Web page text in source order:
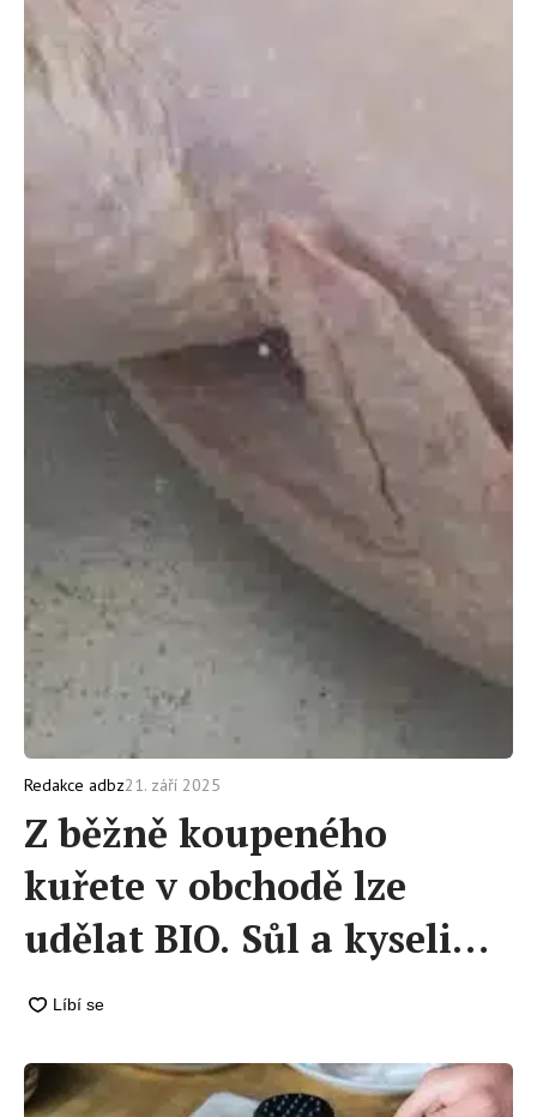
Redakce adbz21. září 2025
Z běžně koupeného
kuřete v obchodě lze
udělat BIO. Sůl a kyselina
citronová z něj vyženou